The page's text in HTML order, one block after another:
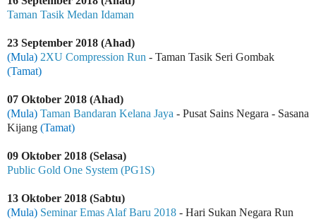
Taman Tasik Medan Idaman
23 September 2018 (Ahad)
(Mula) 2XU Compression Run - Taman Tasik Seri Gombak
(Tamat)
07 Oktober 2018 (Ahad)
(Mula) Taman Bandaran Kelana Jaya - Pusat Sains Negara - Sasana
Kijang (Tamat)
09 Oktober 2018 (Selasa)
Public Gold One System (PG1S)
13 Oktober 2018 (Sabtu)
(Mula) Seminar Emas Alaf Baru 2018 - Hari Sukan Negara Run